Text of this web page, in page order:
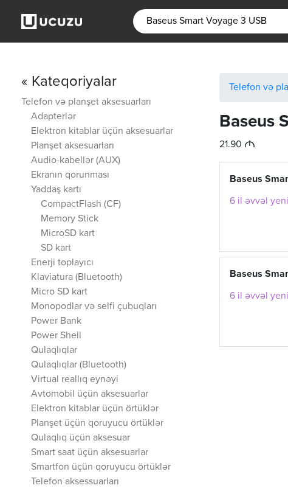
« Kateqoriyalar
Telefon və planşet aksesuarları
Adapterlər
Elektron kitablar üçün aksesuarlar
Planşet aksesuarları
Audio-kabellər (AUX)
Ekranın qorunması
Yaddaş kartı
CompactFlash (CF)
Memory Stick
MicroSD kart
SD kart
Enerji toplayıcı
Klaviatura (Bluetooth)
Micro SD kart
Monopodlar və selfi çubuqları
Power Bank
Power Shell
Qulaqlıqlar
Qulaqlıqlar (Bluetooth)
Virtual reallıq eynəyi
Avtomobil üçün aksesuarlar
Elektron kitablar üçün örtüklər
Planşet üçün qoruyucu örtüklər
Qulaqlıq üçün aksesuar
Smart saat üçün aksesuarlar
Smartfon üçün qoruyucu örtüklər
Telefon aksessuarları
Telefon və
Baseus
21.90 M
Baseus
6 il əvvəl
Baseus
6 il əvvəl